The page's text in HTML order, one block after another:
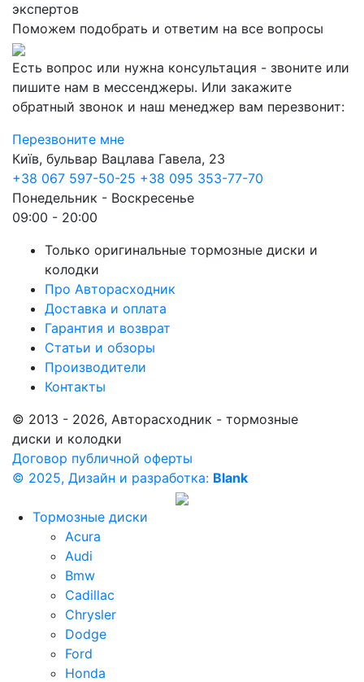
экспертов
Поможем подобрать и ответим на все вопросы
Есть вопрос или нужна консультация - звоните или
пишите нам в мессенджеры. Или закажите
обратный звонок и наш менеджер вам перезвонит:
Перезвоните мне
Київ, бульвар Вацлава Гавела, 23
+38 067 597-50-25 +38 095 353-77-70
Понедельник - Воскресенье
09:00 - 20:00
Только оригинальные тормозные диски и
колодки
Про Авторасходник
Доставка и оплата
Гарантия и возврат
Статьи и обзоры
Производители
Контакты
© 2013 - 2026, Авторасходник - тормозные
диски и колодки
Договор публичной оферты
© 2025, Дизайн и разработка: Blank
Тормозные диски
Acura
Audi
Bmw
Cadillac
Chrysler
Dodge
Ford
Honda